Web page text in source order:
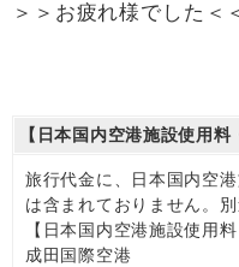
＞＞お疲れ様でした＜
【日本国内空港施設使用料
旅行代金に、日本国内空
は含まれておりません。
【日本国内空港施設使用料
成田国際空港